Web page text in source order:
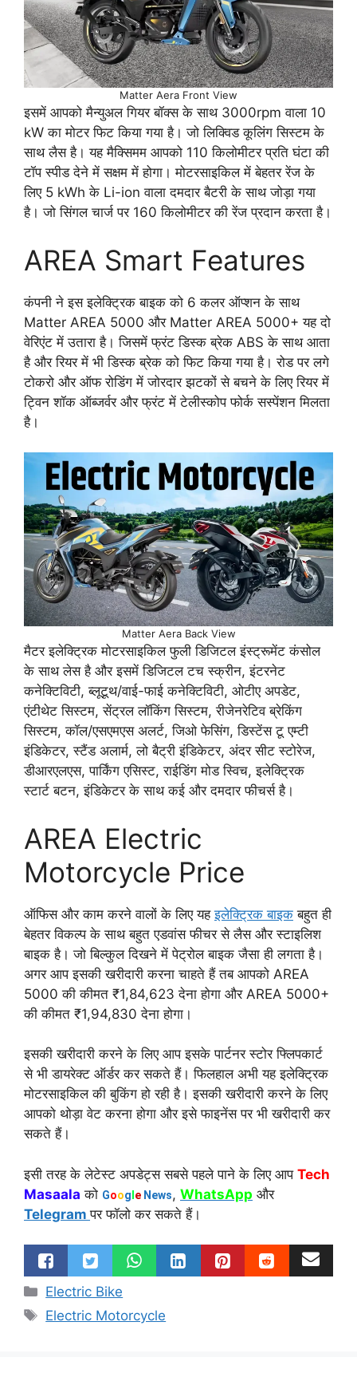
Matter Aera Front View
इसमें आपको मैन्युअल गियर बॉक्स के साथ 3000rpm वाला 10
kW का मोटर फिट किया गया है। जो लिक्विड कूलिंग सिस्टम के
साथ लैस है। यह मैक्सिमम आपको 110 किलोमीटर प्रति घंटा की
टॉप स्पीड देने में सक्षम में होगा। मोटरसाइकिल में बेहतर रेंज के
लिए 5 kWh के Li-ion वाला दमदार बैटरी के साथ जोड़ा गया
है। जो सिंगल चार्ज पर 160 किलोमीटर की रेंज प्रदान करता है।
AREA Smart Features
कंपनी ने इस इलेक्ट्रिक बाइक को 6 कलर ऑप्शन के साथ
Matter AREA 5000 और Matter AREA 5000+ यह दो
वेरिएंट में उतारा है। जिसमें फ्रंट डिस्क ब्रेक ABS के साथ आता
है और रियर में भी डिस्क ब्रेक को फिट किया गया है। रोड पर लगे
टोकरो और ऑफ रोडिंग में जोरदार झटकों से बचने के लिए रियर में
ट्विन शॉक ऑब्जर्वर और फ्रंट में टेलीस्कोप फोर्क सस्पेंशन मिलता
है।
Matter Aera Back View
मैटर इलेक्ट्रिक मोटरसाइकिल फुली डिजिटल इंस्ट्रूमेंट कंसोल
के साथ लेस है और इसमें डिजिटल टच स्क्रीन, इंटरनेट
कनेक्टिविटी, ब्लूटूथ/वाई-फाई कनेक्टिविटी, ओटीए अपडेट,
एंटीथेट सिस्टम, सेंट्रल लॉकिंग सिस्टम, रीजेनरेटिव ब्रेकिंग
सिस्टम, कॉल/एसएमएस अलर्ट, जिओ फेसिंग, डिस्टेंस टू एम्टी
इंडिकेटर, स्टैंड अलार्म, लो बैट्री इंडिकेटर, अंदर सीट स्टोरेज,
डीआरएलएस, पार्किंग एसिस्ट, राईडिंग मोड स्विच, इलेक्ट्रिक
स्टार्ट बटन, इंडिकेटर के साथ कई और दमदार फीचर्स है।
AREA Electric
Motorcycle Price
ऑफिस और काम करने वालों के लिए यहइलेक्ट्रिक बाइक बहुत ही
बेहतर विकल्प के साथ बहुत एडवांस फीचर से लैस और स्टाइलिश
बाइक है। जो बिल्कुल दिखने में पेट्रोल बाइक जैसा ही लगता है।
अगर आप इसकी खरीदारी करना चाहते हैं तब आपको AREA
5000 की कीमत ₹1,84,623 देना होगा और AREA 5000+
की कीमत ₹1,94,830 देना होगा।
इसकी खरीदारी करने के लिए आप इसके पार्टनर स्टोर फ्लिपकार्ट
से भी डायरेक्ट ऑर्डर कर सकते हैं। फिलहाल अभी यह इलेक्ट्रिक
मोटरसाइकिल की बुकिंग हो रही है। इसकी खरीदारी करने के लिए
आपको थोड़ा वेट करना होगा और इसे फाइनेंस पर भी खरीदारी कर
सकते हैं।
इसी तरह के लेटेस्ट अपडेट्स सबसे पहले पाने के लिए आप Tech
Masaala को Goog e News, WhatsApp और
Telegramपर फॉलो कर सकते हैं।
Categories
Electric Bike
Tags
Electric Motorcycle